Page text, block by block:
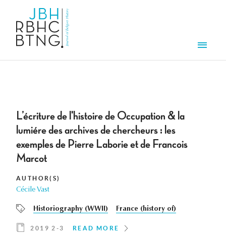
L’écriture de l'histoire de Occupation & la
lumiére des archives de chercheurs : les
exemples de Pierre Laborie et de Francois
Marcot
AUTHOR(S)
Cécile Vast
Historiography (WWII) France (history of)
2019 2-3 READ MORE